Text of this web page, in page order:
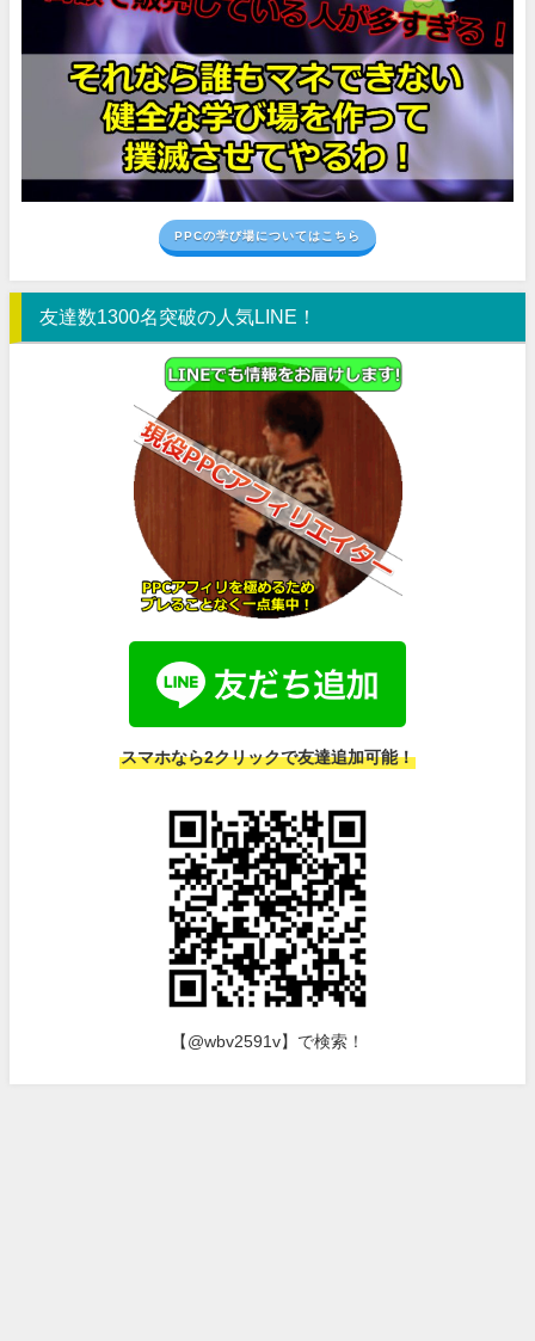
PPCの学び場についてはこちら
友達数1300名突破の人気LINE！
スマホなら2クリックで友達追加可能！
【@wbv2591v】で検索！